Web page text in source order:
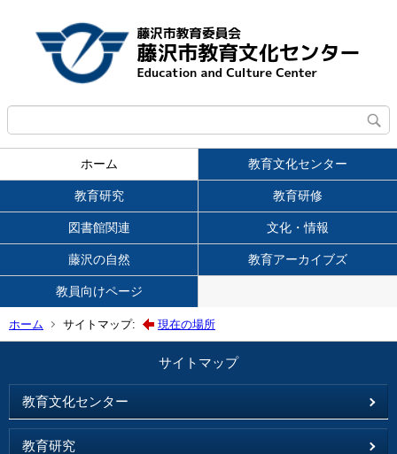
ホーム 教育文化センター
教育研究 教育研修
図書館関連 文化・情報
藤沢の自然 教育アーカイブズ
教員向けページ
ホーム サイトマップ: 現在の場所
サイトマップ
教育文化センター
教育研究